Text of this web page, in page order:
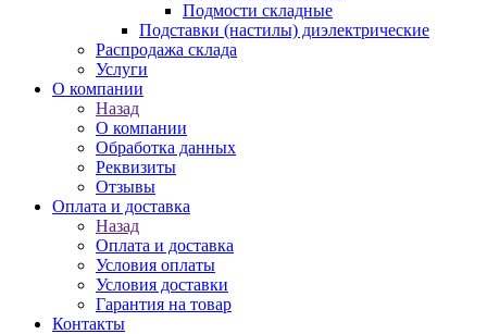
Подмости складные
Подставки (настилы) диэлектрические
Распродажа склада
Услуги
О компании
Назад
О компании
Обработка данных
Реквизиты
Отзывы
Оплата и доставка
Назад
Оплата и доставка
Условия оплаты
Условия доставки
Гарантия на товар
Контакты